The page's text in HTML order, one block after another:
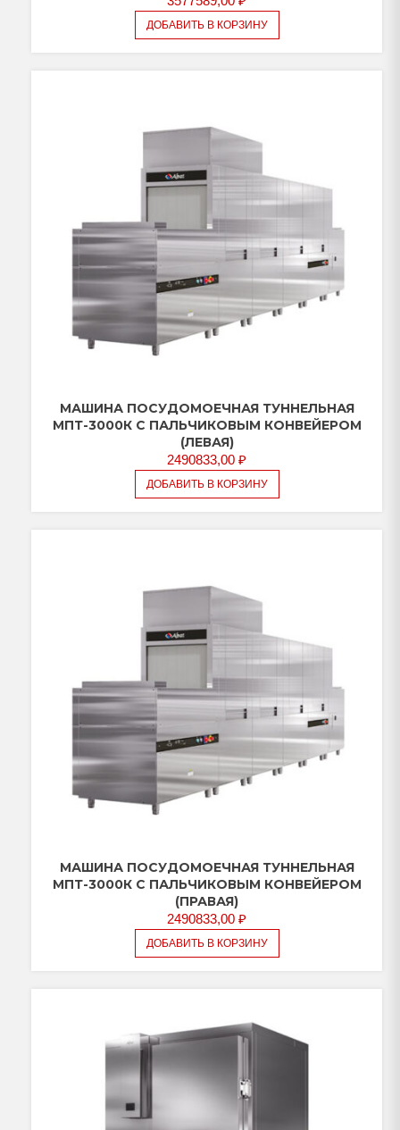
ДОБАВИТЬ В КОРЗИНУ
МАШИНА ПОСУДОМОЕЧНАЯ ТУННЕЛЬНАЯ
МПТ-3000К С ПАЛЬЧИКОВЫМ КОНВЕЙЕРОМ
(ЛЕВАЯ)
2490833,00 ₽
ДОБАВИТЬ В КОРЗИНУ
МАШИНА ПОСУДОМОЕЧНАЯ ТУННЕЛЬНАЯ
МПТ-3000К С ПАЛЬЧИКОВЫМ КОНВЕЙЕРОМ
(ПРАВАЯ)
2490833,00 ₽
ДОБАВИТЬ В КОРЗИНУ